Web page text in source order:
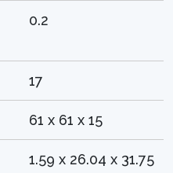
0.2
17
61 x 61 x 15
1.59 x 26.04 x 31.75